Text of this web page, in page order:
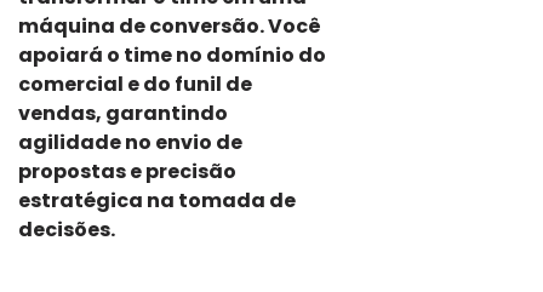
máquina de conversão. Você
apoiará o time no domínio do
comercial e do funil de
vendas, garantindo
agilidade no envio de
propostas e precisão
estratégica na tomada de
decisões.